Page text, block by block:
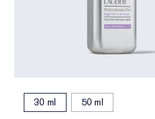
30 ml 50 ml